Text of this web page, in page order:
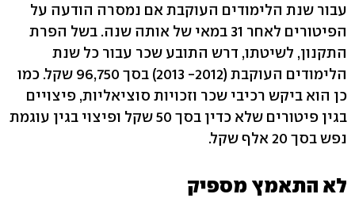
עבור שנת הלימודים העוקבת אם נמסרה הודעה על
הפיטורים לאחר 31 במאי של אותה שנה. בשל הפרת
התקנון, לשיטתו, דרש התובע שכר עבור כל שנת
הלימודים העוקבת (2012- 2013) בסך 96,750 שקל. כמו
כן הוא ביקש רכיבי שכר וזכויות סוציאליות, פיצויים
בגין פיטורים שלא כדין בסך 50 שקל ופיצוי בגין עוגמת
נפש בסך 20 אלף שקל.
לא התאמץ מספיק